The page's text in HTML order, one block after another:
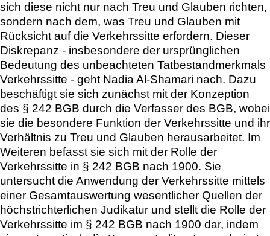
sich diese nicht nur nach Treu und Glauben richten,
sondern nach dem, was Treu und Glauben mit
Rücksicht auf die Verkehrssitte erfordern. Dieser
Diskrepanz - insbesondere der ursprünglichen
Bedeutung des unbeachteten Tatbestandmerkmals
Verkehrssitte - geht Nadia Al-Shamari nach. Dazu
beschäftigt sie sich zunächst mit der Konzeption
des § 242 BGB durch die Verfasser des BGB, wobei
sie die besondere Funktion der Verkehrssitte und ihr
Verhältnis zu Treu und Glauben herausarbeitet. Im
Weiteren befasst sie sich mit der Rolle der
Verkehrssitte in § 242 BGB nach 1900. Sie
untersucht die Anwendung der Verkehrssitte mittels
einer Gesamtauswertung wesentlicher Quellen der
höchstrichterlichen Judikatur und stellt die Rolle der
Verkehrssitte im § 242 BGB nach 1900 dar, indem